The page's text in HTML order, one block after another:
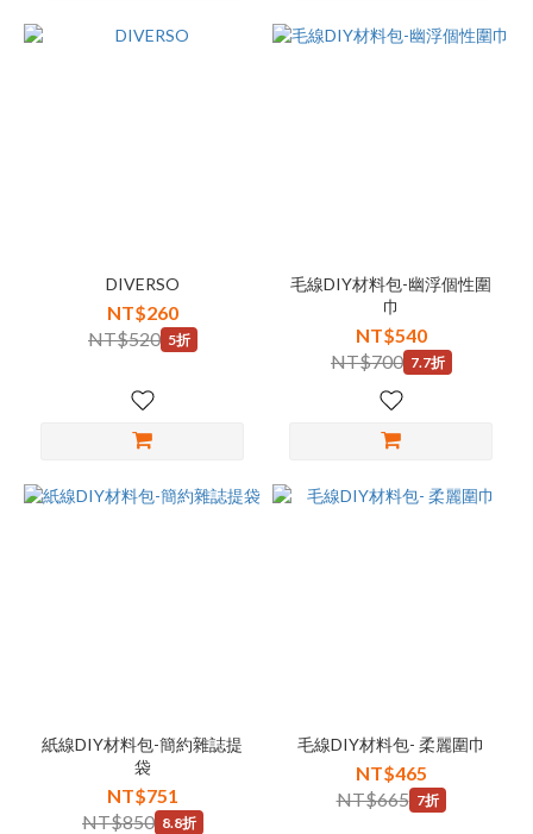
DIVERSO
NT$260
NT$520 5折
毛線DIY材料包-幽浮個性圍
巾
NT$540
NT$700 7.7折
紙線DIY材料包-簡約雜誌提
袋
NT$751
NT$850 8.8折
毛線DIY材料包- 柔麗圍巾
NT$465
NT$665 7折